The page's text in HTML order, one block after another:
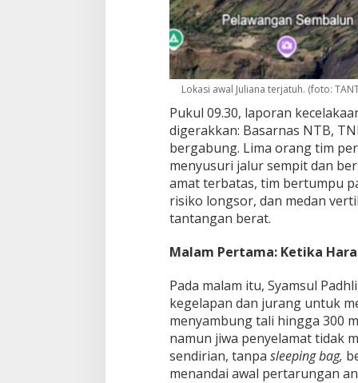
Lokasi awal Juliana terjatuh. (foto:
Pukul 09.30, laporan
digerakkan: Basarnas NTB,
bergabung. Lima orang tim
menyusuri jalur sempit dan
amat terbatas, tim bertumpu
risiko longsor, dan medan
tantangan berat.
Malam Pertama: Ketika
Pada malam itu, Syamsul
kegelapan dan jurang untuk
menyambung tali hingga 300
namun jiwa penyelamat tidak
sendirian, tanpa sleeping bag,
menandai awal pertarungan